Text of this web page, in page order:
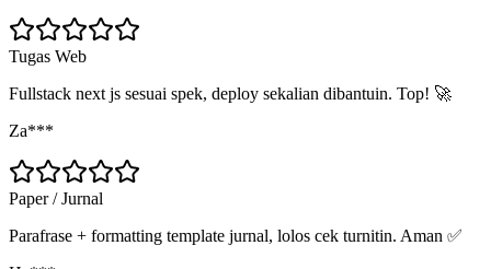
Tugas Web
Fullstack next js sesuai spek, deploy sekalian dibantuin. Top! 🚀
Za***
Paper / Jurnal
Parafrase + formatting template jurnal, lolos cek turnitin. Aman ✅